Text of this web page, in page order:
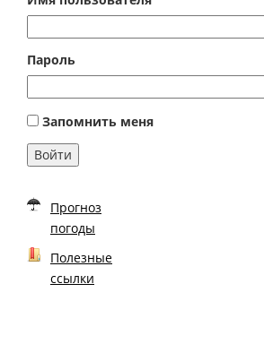
Пароль
Запомнить меня
Войти
Прогноз
погоды
Полезные
ссылки